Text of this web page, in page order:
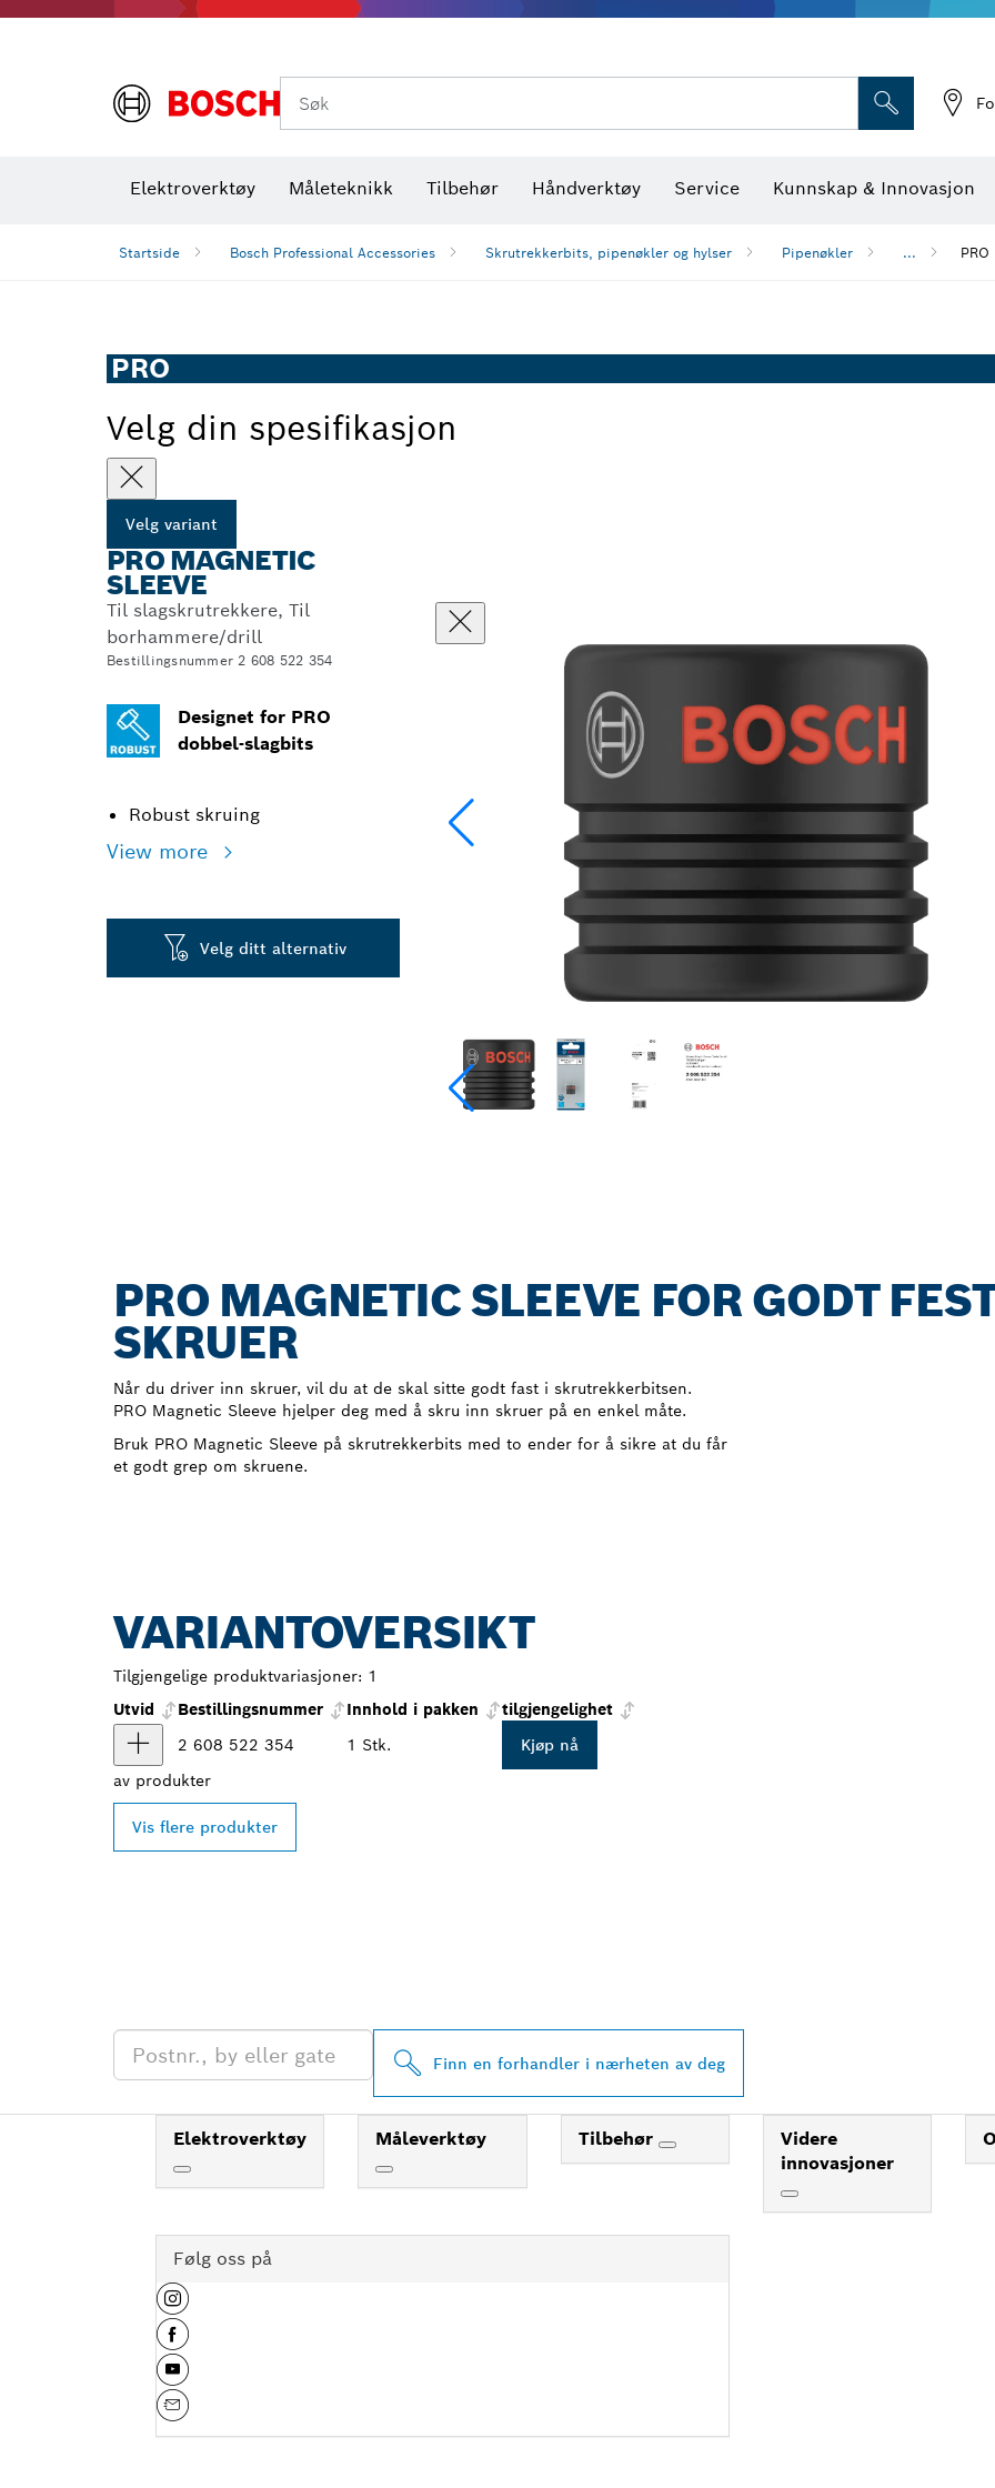
Søk
Elektroverktøy Måleteknikk Tilbehør Håndverktøy Service Kunnskap & Innovasjon
Startside Bosch Professional Accessories Skrutrekkerbits, pipenøkler og hylser Pipenøkler ...
PRO
Velg din spesifikasjon
Velg variant
PRO MAGNETIC
SLEEVE
Til slagskrutrekkere, Til
borhammere/drill
Bestillingsnummer 2 608 522 354
Designet for PRO
dobbel-slagbits
Robust skruing
View more
Velg ditt alternativ
PRO MAGNETIC SLEEVE FOR GODT
SKRUER
Når du driver inn skruer, vil du at de skal sitte godt fast i skrutrekkerbitsen.
PRO Magnetic Sleeve hjelper deg med å skru inn skruer på en enkel måte.
Bruk PRO Magnetic Sleeve på skrutrekkerbits med to ender for å sikre at du får
et godt grep om skruene.
VARIANTOVERSIKT
Tilgjengelige produktvariasjoner: 1
Utvid
Bestillingsnummer Innhold i pakken
tilgjengelighet
2 608 522 354
1 Stk.
Kjøp nå
av produkter
Vis flere produkter
Finn en forhandler i nærheten av deg
Elektroverktøy Måleverktøy Tilbehør
Videre
innovasjoner
Følg oss på